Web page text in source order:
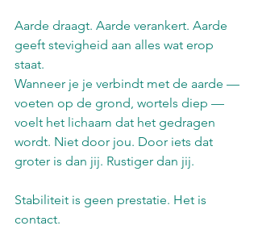
Aarde draagt. Aarde verankert. Aarde
geeft stevigheid aan alles wat erop
staat.
Wanneer je je verbindt met de aarde —
voeten op de grond, wortels diep —
voelt het lichaam dat het gedragen
wordt. Niet door jou. Door iets dat
groter is dan jij. Rustiger dan jij.
Stabiliteit is geen prestatie. Het is
contact.